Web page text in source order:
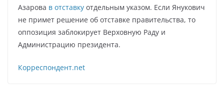
Азарова в отставку отдельным указом. Если Янукович
не примет решение об отставке правительства, то
оппозиция заблокирует Верховную Раду и
Администрацию президента.
Корреспондент.net